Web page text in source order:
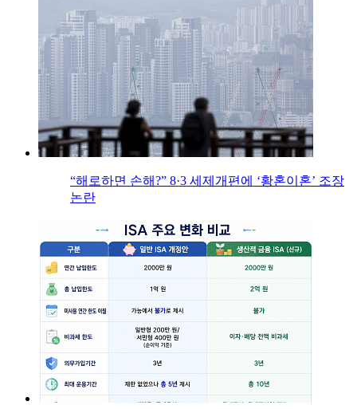
“해로하면 손해?” 8·3 세제개편에 ‘황혼이혼’ 조장
논란